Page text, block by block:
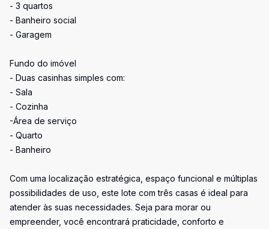
- 3 quartos
- Banheiro social
- Garagem
Fundo do imóvel
- Duas casinhas simples com:
- Sala
- Cozinha
-Área de serviço
- Quarto
- Banheiro
Com uma localização estratégica, espaço funcional e múltiplas
possibilidades de uso, este lote com três casas é ideal para
atender às suas necessidades. Seja para morar ou
empreender, você encontrará praticidade, conforto e